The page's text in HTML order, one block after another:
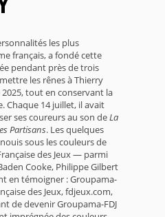
les plus
français, a fondé cette
pendant près de trois
les rênes à Thierry
2025, tout en conservant la
Chaque 14 juillet, il avait
ses coureurs au son deLa
Partisans. Les quelques
sous les couleurs de
des Jeux — parmi
Cooke, Philippe Gilbert
en témoigner : Groupama-
des Jeux, fdjeux.com,
de devenir Groupama-FDJ